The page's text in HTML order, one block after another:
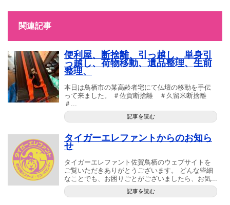
関連記事
便利屋、断捨離、引っ越し、単身引
っ越し、荷物移動、遺品整理、生前
整理、
本日は鳥栖市の某高齢者宅にて仏壇の移動を手伝
って来ました。 ＃佐賀断捨離 ＃久留米断捨離
＃...
記事を読む
タイガーエレファントからのお知ら
せ
タイガーエレファント佐賀鳥栖のウェブサイトを
ご覧いただきありがとうございます。 どんな些細
なことでも、お困りごとがございましたら、お気...
記事を読む